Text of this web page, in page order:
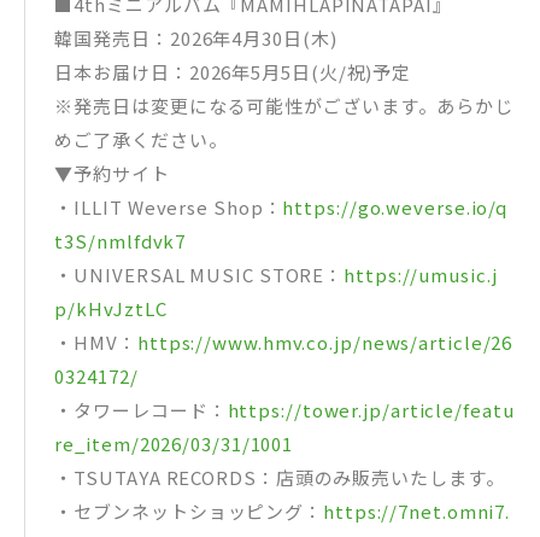
韓国発売日：2026年4月30日(木)
日本お届け日：2026年5月5日(火/祝)予定
※発売日は変更になる可能性がございます。あらかじ
めご了承ください。
▼予約サイト
・ILLIT Weverse Shop： https://go.weverse.io/q
t3S/nmlfdvk7
・UNIVERSAL MUSIC STORE： https://umusic.j
p/kHvJztLC
・HMV： https://www.hmv.co.jp/news/article/26
0324172/
・タワーレコード： https://tower.jp/article/featu
re_item/2026/03/31/1001
・TSUTAYA RECORDS：店頭のみ販売いたします。
・セブンネットショッピング： https://7net.omni7.